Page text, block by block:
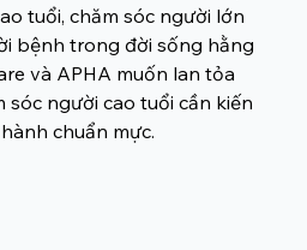
tuổi, chăm sóc người lớn
bệnh trong đời sống hằng
và APHA muốn lan tỏa
người cao tuổi cần kiến
chuẩn mực.